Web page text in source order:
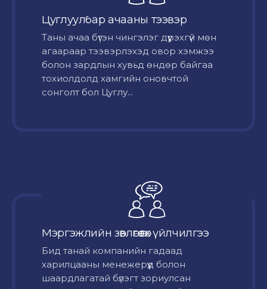
Цуглуулбар ачааны тээвэр
Таны ачаа бүтэн чингэлэг дүүрэхгүй мөн
агаараар тээвэрлэхэд овор хэмжээ
болон зардлын хувьд өндөр байгаа
тохиолдолд хамгийн оновчтой
сонголт бол Цуглу...
Мэргэжлийн зөвлөгөө өгөх үйлчилгээ
Бид танай компанийн гадаад
харилцааны менежерүүд болон
шаардлагатай бүлэгт зориулсан